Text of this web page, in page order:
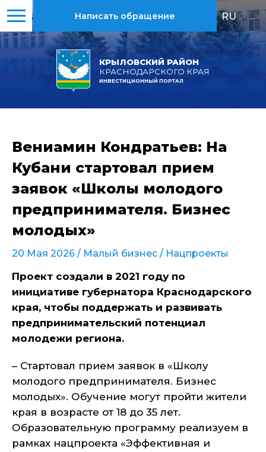
КРЫЛОВСКИЙ РАЙОН
КРАСНОДАРСКОГО КРАЯ
ИНВЕСТИЦИОННЫЙ ПОРТАЛ
Написать обращение RU | EN
Вениамин Кондратьев: На
Кубани стартовал прием
заявок «Школы молодого
предпринимателя. Бизнес
молодых»
20 Мая 2026 / Малый бизнес / Нацпроекты
Проект создали в 2021 году по
инициативе губернатора Краснодарского
края, чтобы поддержать и развивать
предпринимательский потенциал
молодежи региона.
– Стартовал прием заявок в «Школу
молодого предпринимателя. Бизнес
молодых». Обучение могут пройти жители
края в возрасте от 18 до 35 лет.
Образовательную программу реализуем в
рамках нацпроекта «Эффективная и